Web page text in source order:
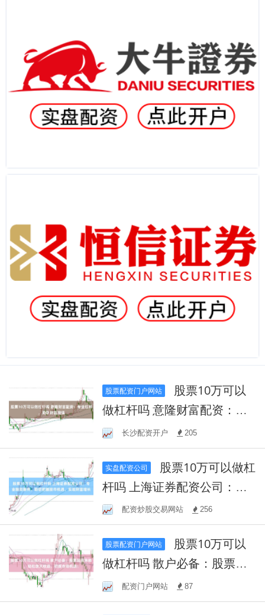
股票配资门户网站
做杠杆吗 意隆财富配资：专
业杠杆，助您财富增值
长沙配资开户 205
实盘配资公司
杆吗 上海证券配资公司：专
业融资服务，助您把握股市
机遇，实现财富增长
配资炒股交易网站 256
股票配资门户网站
做杠杆吗 散户必备：股票配
资策略，轻松放大收益，把
握市场机遇！
配资门户网站 87